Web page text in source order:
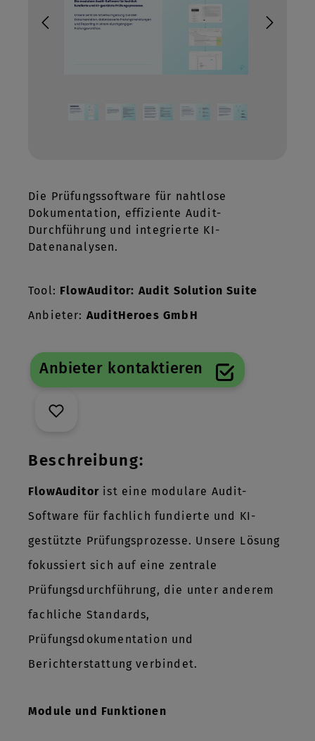
Die Prüfungssoftware für nahtlose
Dokumentation, effiziente Audit-
Durchführung und integrierte KI-
Datenanalysen.
Tool: FlowAuditor: Audit Solution Suite
Anbieter: AuditHeroes GmbH
Anbieter kontaktieren
Beschreibung:
FlowAuditor ist eine modulare Audit-
Software für fachlich fundierte und KI-
gestützte Prüfungsprozesse. Unsere Lösung
fokussiert sich auf eine zentrale
Prüfungsdurchführung, die unter anderem
fachliche Standards,
Prüfungsdokumentation und
Berichterstattung verbindet.
Module und Funktionen